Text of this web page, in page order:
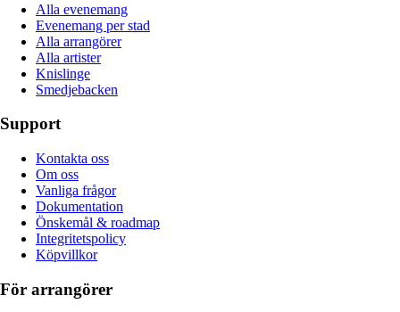
Alla evenemang
Evenemang per stad
Alla arrangörer
Alla artister
Knislinge
Smedjebacken
Support
Kontakta oss
Om oss
Vanliga frågor
Dokumentation
Önskemål & roadmap
Integritetspolicy
Köpvillkor
För arrangörer